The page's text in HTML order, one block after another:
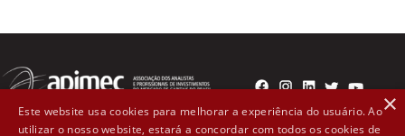
×
Este website usa cookies para melhorar a experiência do usuário. Ao
utilizar o nosso website, estará a concordar com todos os cookies de